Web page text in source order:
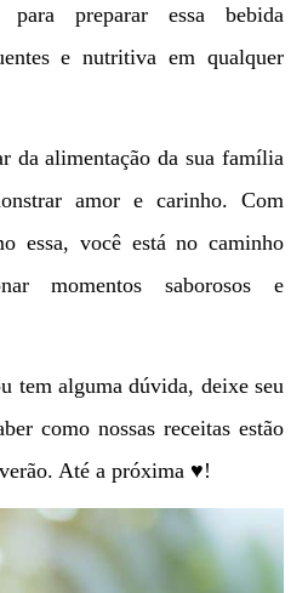
para preparar essa bebida
e nutritiva em qualquer
da alimentação da sua família
amor e carinho. Com
essa, você está no caminho
momentos saborosos e
tem alguma dúvida, deixe seu
como nossas receitas estão
Até a próxima ♥!